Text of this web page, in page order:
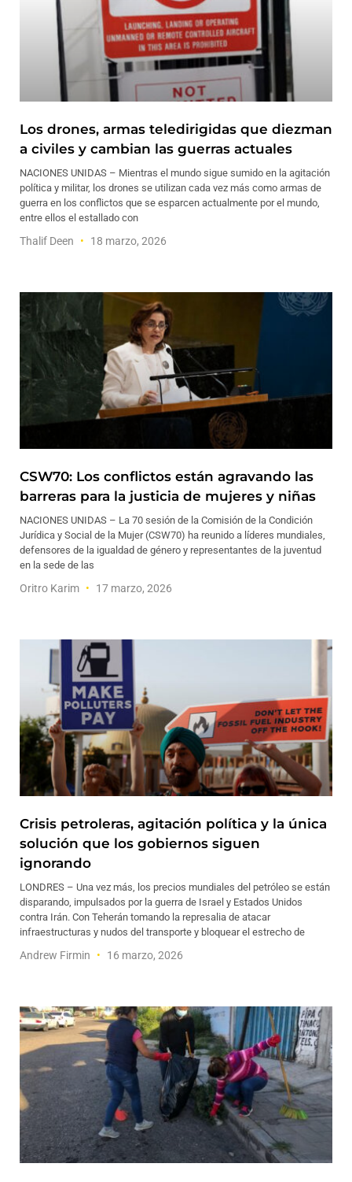
Los drones, armas teledirigidas que diezman
a civiles y cambian las guerras actuales
NACIONES UNIDAS – Mientras el mundo sigue sumido en la agitación
política y militar, los drones se utilizan cada vez más como armas de
guerra en los conflictos que se esparcen actualmente por el mundo,
entre ellos el estallado con
Thalif Deen 18 marzo, 2026
CSW70: Los conflictos están agravando las
barreras para la justicia de mujeres y niñas
NACIONES UNIDAS – La 70 sesión de la Comisión de la Condición
Jurídica y Social de la Mujer (CSW70) ha reunido a líderes mundiales,
defensores de la igualdad de género y representantes de la juventud
en la sede de las
Oritro Karim 17 marzo, 2026
Crisis petroleras, agitación política y la única
solución que los gobiernos siguen
ignorando
LONDRES – Una vez más, los precios mundiales del petróleo se están
disparando, impulsados por la guerra de Israel y Estados Unidos
contra Irán. Con Teherán tomando la represalia de atacar
infraestructuras y nudos del transporte y bloquear el estrecho de
Andrew Firmin 16 marzo, 2026